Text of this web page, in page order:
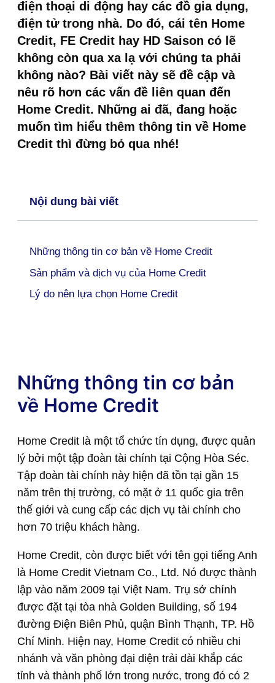
điện thoại di động hay các đồ gia dụng,
điện tử trong nhà. Do đó, cái tên Home
Credit, FE Credit hay HD Saison có lẽ
không còn qua xa lạ với chúng ta phải
không nào? Bài viết này sẽ đề cập và
nêu rõ hơn các vấn đề liên quan đến
Home Credit. Những ai đã, đang hoặc
muốn tìm hiểu thêm thông tin về Home
Credit thì đừng bỏ qua nhé!
Nội dung bài viết
Những thông tin cơ bản về Home Credit
Sản phẩm và dịch vụ của Home Credit
Lý do nên lựa chọn Home Credit
Những thông tin cơ bản
về Home Credit
Home Credit là một tổ chức tín dụng, được quản
lý bởi một tập đoàn tài chính tại Cộng Hòa Séc.
Tập đoàn tài chính này hiện đã tồn tại gần 15
năm trên thị trường, có mặt ở 11 quốc gia trên
thế giới và cung cấp các dịch vụ tài chính cho
hơn 70 triệu khách hàng.
Home Credit, còn được biết với tên gọi tiếng Anh
là Home Credit Vietnam Co., Ltd. Nó được thành
lập vào năm 2009 tại Việt Nam. Trụ sở chính
được đặt tại tòa nhà Golden Building, số 194
đường Điện Biên Phủ, quận Bình Thạnh, TP. Hồ
Chí Minh. Hiện nay, Home Credit có nhiều chi
nhánh và văn phòng đại diện trải dài khắp các
tỉnh và thành phố lớn trong nước, trong đó có 2